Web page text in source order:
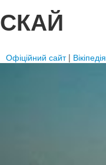
СКАЙ
Офіційний сайт| Вікіпедія